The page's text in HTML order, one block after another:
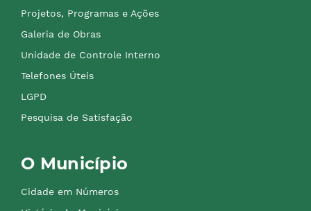
Projetos, Programas e Ações
Galeria de Obras
Unidade de Controle Interno
Telefones Úteis
LGPD
Pesquisa de Satisfação
O Município
Cidade em Números